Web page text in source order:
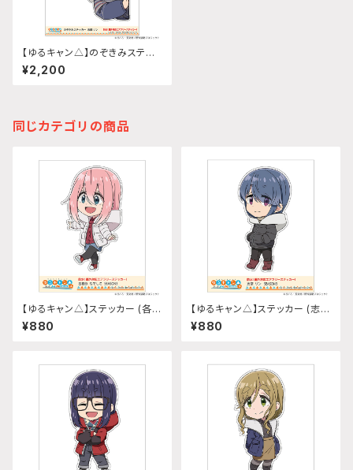
【ゆるキャン△】のぞきみステッ
カー (志摩リン『SEASON3』)A
4サイズ
¥2,200
同じカテゴリの商品
【ゆるキャン△】ステッカー (各務
原なでしこ『SEASON3』)
¥880
【ゆるキャン△】ステッカー (志摩
リン『SEASON3』)
¥880